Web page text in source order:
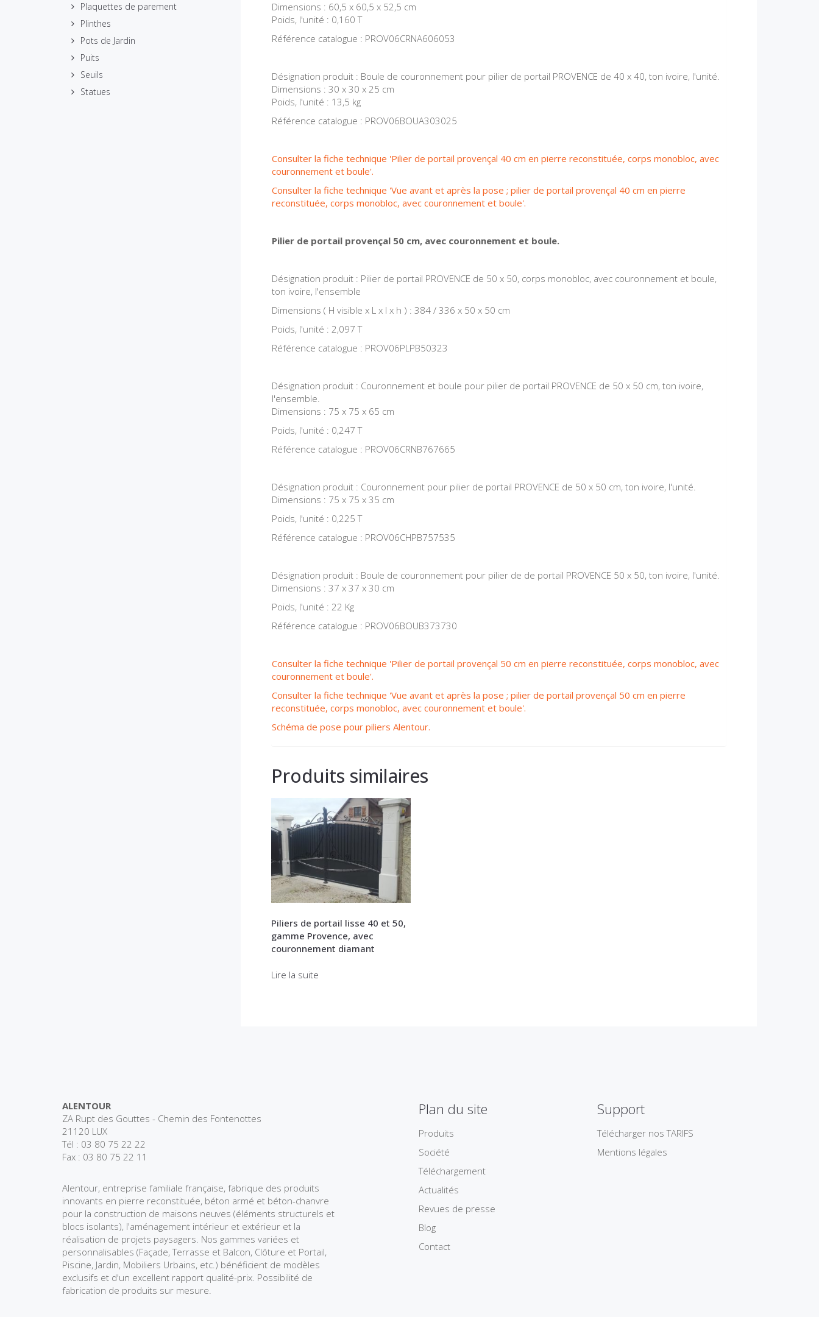
Plaquettes de parement
Plinthes
Pots de Jardin
Puits
Seuils
Statues
Dimensions : 60,5 x 60,5 x 52,5 cm
Poids, l'unité : 0,160 T
Référence catalogue : PROV06CRNA606053
Désignation produit : Boule de couronnement pour pilier de portail PROVENCE de 40 x 40, ton ivoire, l'unité.
Dimensions : 30 x 30 x 25 cm
Poids, l'unité : 13,5 kg
Référence catalogue : PROV06BOUA303025
Consulter la fiche technique 'Pilier de portail provençal 40 cm en pierre reconstituée, corps monobloc, avec
couronnement et boule'.
Consulter la fiche technique 'Vue avant et après la pose ; pilier de portail provençal 40 cm en pierre
reconstituée, corps monobloc, avec couronnement et boule'.
Pilier de portail provençal 50 cm, avec couronnement et boule.
Désignation produit : Pilier de portail PROVENCE de 50 x 50, corps monobloc, avec couronnement et boule,
ton ivoire, l'ensemble
Dimensions ( H visible x L x l x h ) : 384 / 336 x 50 x 50 cm
Poids, l'unité : 2,097 T
Référence catalogue : PROV06PLPB50323
Désignation produit : Couronnement et boule pour pilier de portail PROVENCE de 50 x 50 cm, ton ivoire,
l'ensemble.
Dimensions : 75 x 75 x 65 cm
Poids, l'unité : 0,247 T
Référence catalogue : PROV06CRNB767665
Désignation produit : Couronnement pour pilier de portail PROVENCE de 50 x 50 cm, ton ivoire, l'unité.
Dimensions : 75 x 75 x 35 cm
Poids, l'unité : 0,225 T
Référence catalogue : PROV06CHPB757535
Désignation produit : Boule de couronnement pour pilier de de portail PROVENCE 50 x 50, ton ivoire, l'unité.
Dimensions : 37 x 37 x 30 cm
Poids, l'unité : 22 Kg
Référence catalogue : PROV06BOUB373730
Consulter la fiche technique 'Pilier de portail provençal 50 cm en pierre reconstituée, corps monobloc, avec
couronnement et boule'.
Consulter la fiche technique 'Vue avant et après la pose ; pilier de portail provençal 50 cm en pierre
reconstituée, corps monobloc, avec couronnement et boule'.
Schéma de pose pour piliers Alentour.
Produits similaires
Piliers de portail lisse 40 et 50,
gamme Provence, avec
couronnement diamant
Lire la suite
ALENTOUR
ZA Rupt des Gouttes - Chemin des Fontenottes
21120 LUX
Tél : 03 80 75 22 22
Fax : 03 80 75 22 11
Alentour, entreprise familiale française, fabrique des produits
innovants en pierre reconstituée, béton armé et béton-chanvre
pour la construction de maisons neuves (éléments structurels et
blocs isolants), l'aménagement intérieur et extérieur et la
réalisation de projets paysagers. Nos gammes variées et
personnalisables (Façade, Terrasse et Balcon, Clôture et Portail,
Piscine, Jardin, Mobiliers Urbains, etc.) bénéficient de modèles
exclusifs et d'un excellent rapport qualité-prix. Possibilité de
fabrication de produits sur mesure.
Plan du site
Produits
Société
Téléchargement
Actualités
Revues de presse
Blog
Contact
Support
Télécharger nos TARIFS
Mentions légales